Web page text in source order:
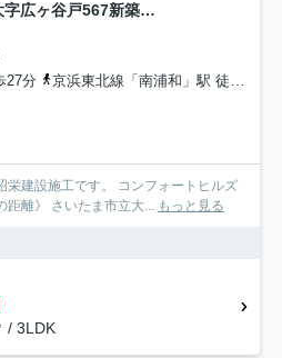
《仲介手数料無料》南区大字広ヶ谷戸567新築一戸建てコンフォートヒルズ
27分
京浜東北線「南浦和」駅 徒歩27分
栄建設施工です。 コンフォートヒルズ
までの距離》 さいたま市立大... もっと見る
/ 3LDK